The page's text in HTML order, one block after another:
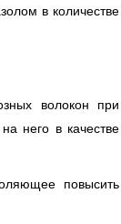
в количестве
волокон при
него в качестве
повысить